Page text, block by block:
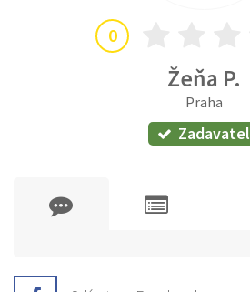
0
Žeňa P.
Praha
Zadavatel